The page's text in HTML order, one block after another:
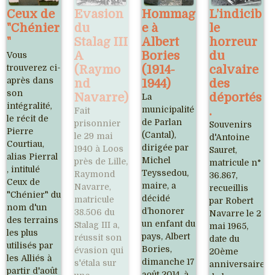
Ceux de
"Chénier
"
Vous
trouverez ci-
après dans
son
intégralité,
le récit de
Pierre
Courtiau,
alias Pierral
, intitulé
Ceux de
"Chénier" du
nom d'un
des terrains
les plus
utilisés par
les Alliés à
partir d'août
Evasion
du
Stalag III
A
(Raymo
nd
Navarre)
Fait
prisonnier
le 29 mai
1940 à Loos
près de Lille,
Raymond
Navarre,
matricule
38.506 du
Stalag III a,
réussit son
évasion qui
s'étala sur
Hommag
e à
Albert
Bories
(1914-
1944)
La
municipalité
de Parlan
(Cantal),
dirigée par
Michel
Teyssedou,
maire, a
décidé
d’honorer
un enfant du
pays, Albert
Bories,
dimanche 17
L’indicib
le
horreur
du
calvaire
des
déportés
.
Souvenirs
d'Antoine
Sauret,
matricule n°
36.867,
recueillis
par Robert
Navarre le 2
mai 1965,
date du
20ème
anniversaire